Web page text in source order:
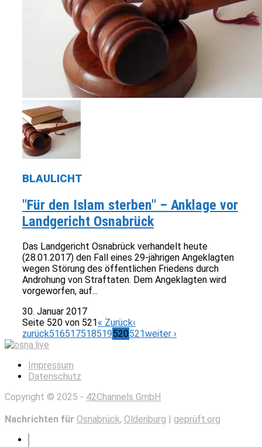
BLAULICHT
"Für den Islam sterben" – Anklage vor
Landgericht Osnabrück
Das Landgericht Osnabrück verhandelt heute
(28.01.2017) den Fall eines 29-jährigen Angeklagten
wegen Störung des öffentlichen Friedens durch
Androhung von Straftaten. Dem Angeklagten wird
vorgeworfen, auf...
30. Januar 2017
Seite 520 von 521 « Zurück‹
zurück516517518519520521weiter ›
Impressum
Datenschutz
Copyright © 2025 - 42Channels GmbH
Nachrichten für Osnabrück, Oldenburg geprüft.org